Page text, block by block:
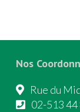
Nos
Rue du
02-513 44